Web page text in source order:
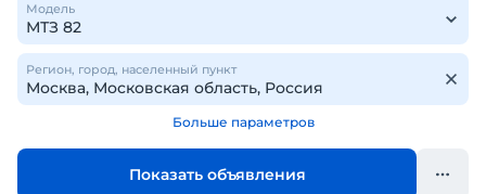
Модель
Регион, город, населенный пункт
Больше параметров
Показать объявления